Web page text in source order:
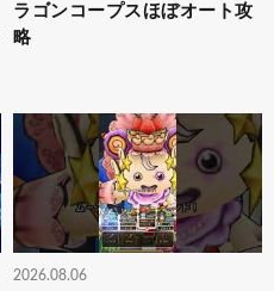
ラゴンコープスほぼオート攻
略
2026.08.06